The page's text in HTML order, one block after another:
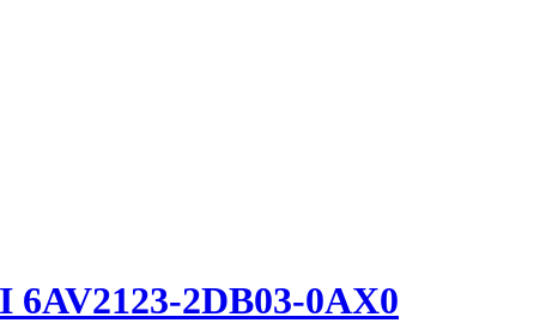
6AV2123-2DB03-0AX0